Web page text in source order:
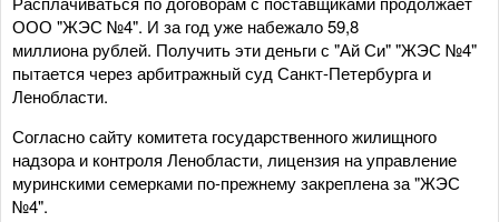
ООО "ЖЭС №4". И за год уже набежало 59,8
миллиона рублей. Получить эти деньги с "Ай Си" "ЖЭС №4"
пытается через арбитражный суд Санкт-Петербурга и
Ленобласти.
Согласно сайту комитета государственного жилищного
надзора и контроля Ленобласти, лицензия на управление
муринскими семерками по-прежнему закреплена за "ЖЭС
№4".